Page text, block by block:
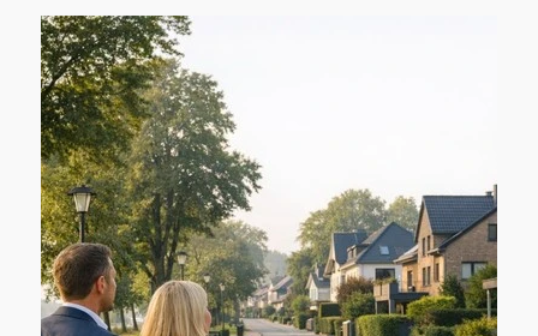
Märkten lohnt sich eine nüchterne, gut
vorbereitete Entscheidung statt eines
„Bauchgefühls“.